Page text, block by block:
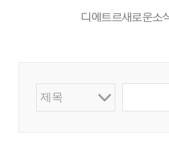
디에트르 새로운 소